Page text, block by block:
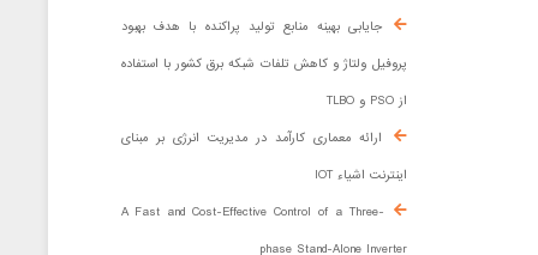
جایابی بهینه منابع تولید پراکنده با هدف بهبود
پروفیل ولتاژ و کاهش تلفات شبکه برق کشور با استفاده
از PSO و TLBO
ارائه معماری کارآمد در مدیریت انرژی بر مبنای
اینترنت اشیاء IOT
A Fast and Cost-Effective Control of a Three-
phase Stand-Alone Inverter